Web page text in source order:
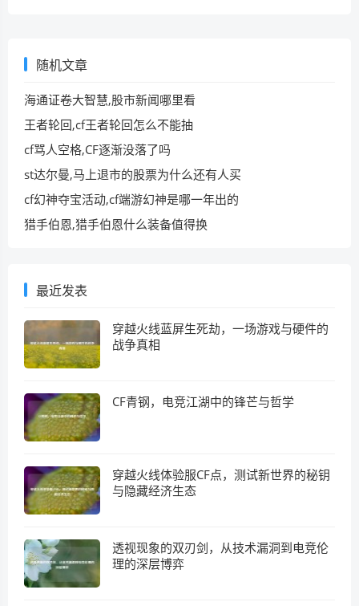
随机文章
海通证卷大智慧,股市新闻哪里看
王者轮回,cf王者轮回怎么不能抽
cf骂人空格,CF逐渐没落了吗
st达尔曼,马上退市的股票为什么还有人买
cf幻神夺宝活动,cf端游幻神是哪一年出的
猎手伯恩,猎手伯恩什么装备值得换
最近发表
穿越火线蓝屏生死劫，一场游戏与硬件的
战争真相
CF青钢，电竞江湖中的锋芒与哲学
穿越火线体验服CF点，测试新世界的秘钥
与隐藏经济生态
透视现象的双刃剑，从技术漏洞到电竞伦
理的深层博弈